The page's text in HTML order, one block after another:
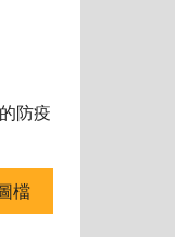
防疫
檔